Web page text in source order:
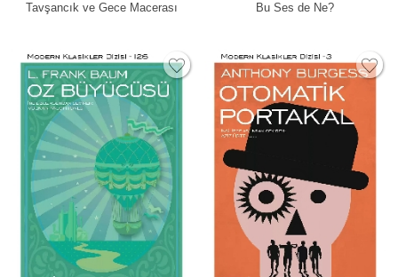
Tavşancık ve Gece Macerası Bu Ses de Ne?